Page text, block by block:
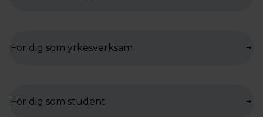
För dig som yrkesverksam
För dig som student